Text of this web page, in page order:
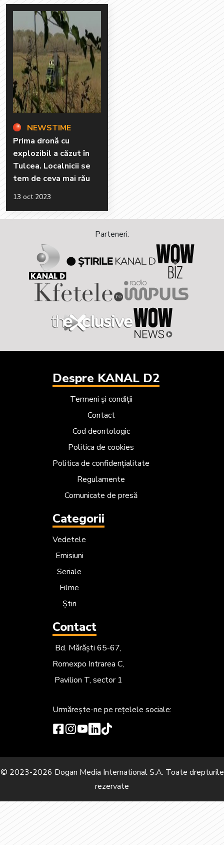
NEWSTIME
Prima dronă cu
explozibil a căzut în
Tulcea. Localnicii se
tem de ceva mai rău
13 oct 2023
Parteneri:
Despre KANAL D2
Termeni și condiții
Contact
Cod deontologic
Politica de cookies
Politica de confidențialitate
Regulamente
Comunicate de presă
Categorii
Vedetele
Emisiuni
Seriale
Filme
Știri
Contact
Bd. Mărăști 65-67,
Romexpo Intrarea C,
Pavilion T, sector 1
Urmărește-ne pe rețelele sociale:
© 2023-2026 Dogan Media International S.A. Toate drepturile
rezervate